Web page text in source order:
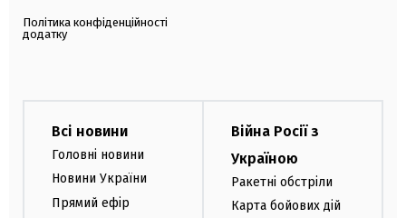
Політика конфіденційності
додатку
Всі новини
Головні новини
Новини України
Прямий ефір
Війна Росії з
Україною
Ракетні обстріли
Карта бойових дій